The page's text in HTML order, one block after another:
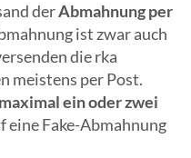
derAbmahnung per
ist zwar auch
die rka
meistens per Post.
ein oder zwei
eine Fake-Abmahnung